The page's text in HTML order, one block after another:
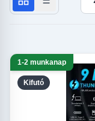
Kifutó
1-2 munkanap